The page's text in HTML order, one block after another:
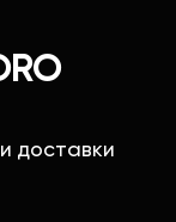
доставки